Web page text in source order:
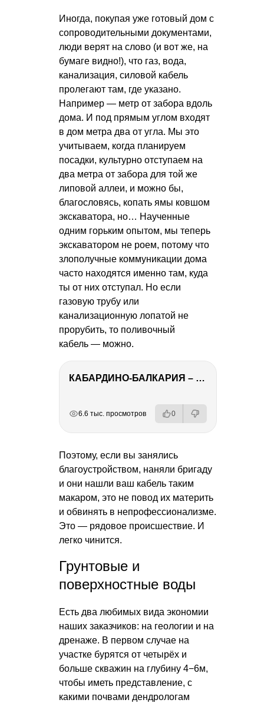
Иногда, покупая уже готовый дом с
сопроводительными документами,
люди верят на слово (и вот же, на
бумаге видно!), что газ, вода,
канализация, силовой кабель
пролегают там, где указано.
Например — метр от забора вдоль
дома. И под прямым углом входят
в дом метра два от угла. Мы это
учитываем, когда планируем
посадки, культурно отступаем на
два метра от забора для той же
липовой аллеи, и можно бы,
благословясь, копать ямы ковшом
экскаватора, но… Наученные
одним горьким опытом, мы теперь
экскаватором не роем, потому что
злополучные коммуникации дома
часто находятся именно там, куда
ты от них отступал. Но если
газовую трубу или
канализационную лопатой не
прорубить, то поливочный
кабель — можно.
КАБАРДИНО-БАЛКАРИЯ – ПУТЕШЕСТВИЕ НА КАВКАЗ часть 3
6.6 тыс. просмотров 0
Поэтому, если вы занялись
благоустройством, наняли бригаду
и они нашли ваш кабель таким
макаром, это не повод их материть
и обвинять в непрофессионализме.
Это — рядовое происшествие. И
легко чинится.
Грунтовые и
поверхностные воды
Есть два любимых вида экономии
наших заказчиков: на геологии и на
дренаже. В первом случае на
участке бурятся от четырёх и
больше скважин на глубину 4−6м,
чтобы иметь представление, с
какими почвами дендрологам